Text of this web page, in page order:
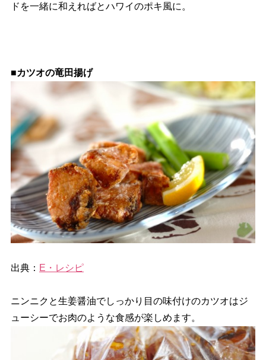
ドを一緒に和えればとハワイのポキ風に。
■カツオの竜田揚げ
出典： E・レシピ
ニンニクと生姜醤油でしっかり目の味付けのカツオはジ
ューシーでお肉のような食感が楽しめます。